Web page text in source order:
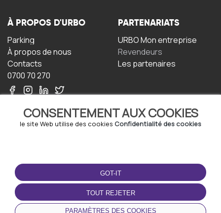
CONSENTEMENT AUX COOKIES
le site Web utilise des cookies Confidentialité des cookies
GOT-IT
TOUT REJETER
PARAMÈTRES DES COOKIES
À PROPOS D'URBO
Parking
À propos de nous
Contacts
0700 70 270
PARTENARIATS
URBO Mon entreprise
Revendeurs
Les partenaires
TERMS-OF-USE
Termes et conditions
Politique de confidentialité
Politique relative aux
cookies
TÉLÉCHARGEZ
L'APPLICATION